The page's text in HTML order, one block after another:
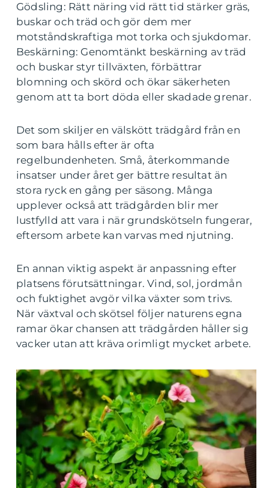
Gödsling: Rätt näring vid rätt tid stärker gräs,
buskar och träd och gör dem mer
motståndskraftiga mot torka och sjukdomar.
Beskärning: Genomtänkt beskärning av träd
och buskar styr tillväxten, förbättrar
blomning och skörd och ökar säkerheten
genom att ta bort döda eller skadade grenar.
Det som skiljer en välskött trädgård från en
som bara hålls efter är ofta
regelbundenheten. Små, återkommande
insatser under året ger bättre resultat än
stora ryck en gång per säsong. Många
upplever också att trädgården blir mer
lustfylld att vara i när grundskötseln fungerar,
eftersom arbete kan varvas med njutning.
En annan viktig aspekt är anpassning efter
platsens förutsättningar. Vind, sol, jordmån
och fuktighet avgör vilka växter som trivs.
När växtval och skötsel följer naturens egna
ramar ökar chansen att trädgården håller sig
vacker utan att kräva orimligt mycket arbete.